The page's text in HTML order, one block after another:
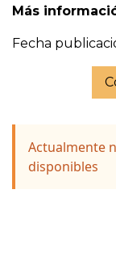
Más
Fecha
Actualmente
disponibles